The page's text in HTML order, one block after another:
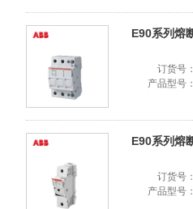
E90系列熔
订货号
产品型号
E90系列熔
订货号
产品型号